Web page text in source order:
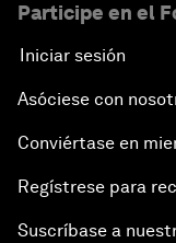
Participe en el
Iniciar sesión
Asóciese con
Conviértase en
Regístrese para
Suscríbase a